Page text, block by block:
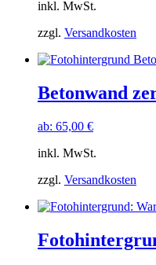
inkl. MwSt.
zzgl. Versandkosten
Betonwand
ab: 65,00 €
inkl. MwSt.
zzgl. Versandkosten